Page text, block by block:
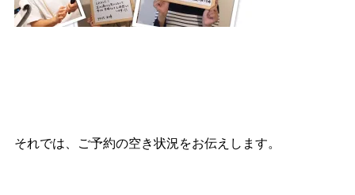
それでは、ご予約の空き状況をお伝えします。